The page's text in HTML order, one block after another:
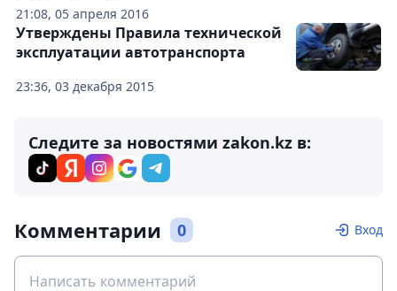
21:08, 05 апреля 2016
23:36, 03 декабря 2015
Утверждены Правила технической
эксплуатации автотранспорта
Следите за новостями zakon.kz в:
Комментарии 0 Вход